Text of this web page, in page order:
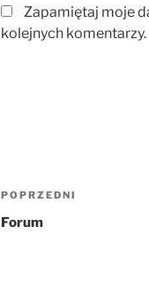
Zapamiętaj moje
kolejnych komentarzy.
Nawigacja
wpisu
Poprzedni
wpis
POPRZEDNI
Forum